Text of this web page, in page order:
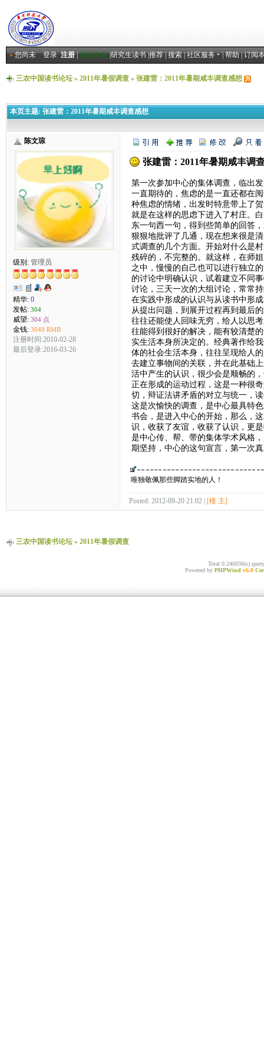
»您尚未登录 注册|返回主站|研究生读书|推荐|搜索|社区服务 |帮助|订阅
三农中国读书论坛» 2011年暑假调查» 张建雷：2011年暑期咸丰调查感想
本页主题: 张建雷：2011年暑期咸丰调查感想
陈文琼
级别: 管理员
精华: 0
发帖: 304
威望: 304 点
金钱: 3040 RMB
注册时间:2010-02-28
最后登录:2016-03-26
张建雷：2011年暑期咸丰调
第一次参加中心的集体调查，临出
一直期待的，焦虑的是一直还都在
种焦虑的情绪，出发时特意带上了
就是在这样的思虑下进入了村庄。
东一句西一句，得到些简单的回答
狠狠地批评了几通，现在想来很是
式调查的几个方面。开始对什么是
残碎的，不完整的。就这样，在师
之中，慢慢的自己也可以进行独立
的讨论中明确认识，试着建立不同
讨论，三天一次的大组讨论，常常
在实践中形成的认识与从读书中形
从提出问题，到展开过程再到最后
往往还能使人回味无穷，给人以思
往能得到很好的解决，能有较清楚
实生活本身所决定的。经典著作给
体的社会生活本身，往往呈现给人
去建立事物间的关联，并在此基础
活中产生的认识，很少会是顺畅的
正在形成的运动过程，这是一种很
切，辩证法讲矛盾的对立与统一，
这是次愉快的调查，是中心最具特
书会，是进入中心的开始，那么，
识，收获了友谊，收获了认识，更
是中心传、帮、带的集体学术风格
期坚持，中心的这句宣言，第一次
唯独敬佩那些脚踏实地的人！
Posted: 2012-09-20 21:02 | [楼 主]
三农中国读书论坛» 2011年暑假调查
Total 0.246036(s)
Powered by PHPWind v6.0